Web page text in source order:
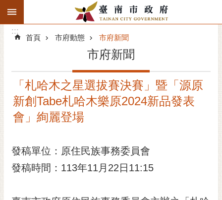
跳到主要內容區塊
搜
階
精彩府城
市府動態
:::
:::
首頁 市府動態 市府新聞
市府新聞
「札哈木之星選拔賽決賽」暨「源原
新創Tabe札哈木樂原2024新品發表
會」絢麗登場
發稿單位：原住民族事務委員會
發稿時間：113年11月22日11:15